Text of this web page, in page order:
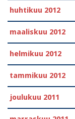
huhtikuu 2012
maaliskuu 2012
helmikuu 2012
tammikuu 2012
joulukuu 2011